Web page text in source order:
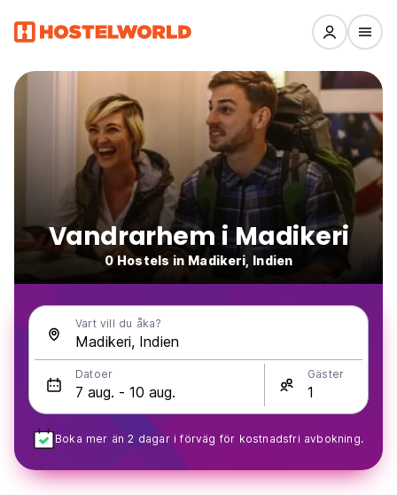
Vandrarhem i Madikeri
0 Hostels in Madikeri, Indien
Vart vill du åka?
Datoer Gäster
Boka mer än 2 dagar i förväg för kostnadsfri avbokning.